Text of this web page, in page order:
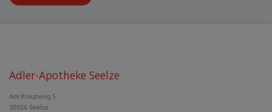
Adler-Apotheke Seelze
Am Kreuzweg 5
30926 Seelze